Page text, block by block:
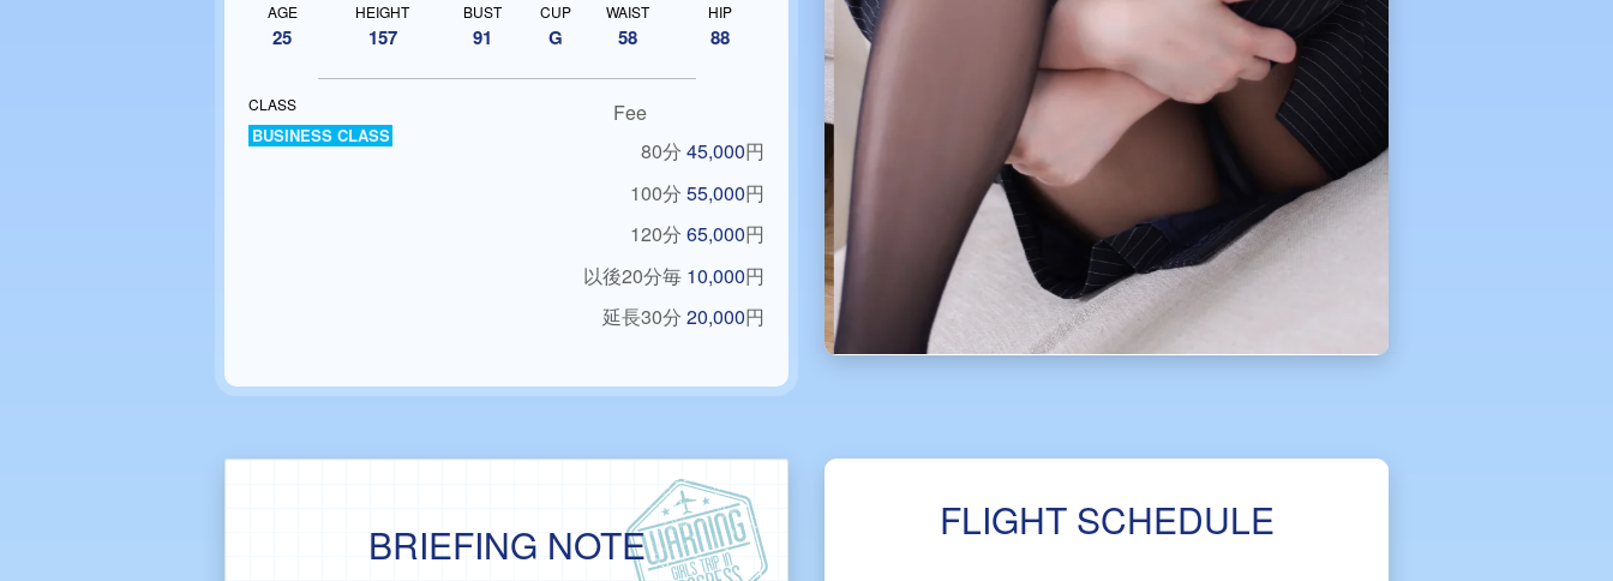
AGE
25
HEIGHT
157
BUST
91
CUP
G
WAIST
58
HIP
88
CLASS
BUSINESS CLASS
Fee
80分 45,000円
100分 55,000円
120分 65,000円
以後20分毎 10,000円
延長30分 20,000円
BRIEFING NOTE FLIGHT SCHEDULE